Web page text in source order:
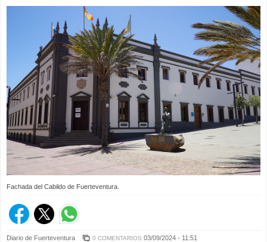
Fachada del Cabildo de Fuerteventura.
Diario de Fuerteventura 0 COMENTARIOS 03/09/2024 - 11:51